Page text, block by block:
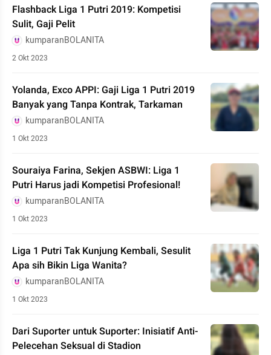
Flashback Liga 1 Putri 2019: Kompetisi
Sulit, Gaji Pelit
kumparanBOLANITA
2 Okt 2023
Yolanda, Exco APPI: Gaji Liga 1 Putri 2019
Banyak yang Tanpa Kontrak, Tarkaman
kumparanBOLANITA
1 Okt 2023
Souraiya Farina, Sekjen ASBWI: Liga 1
Putri Harus jadi Kompetisi Profesional!
kumparanBOLANITA
1 Okt 2023
Liga 1 Putri Tak Kunjung Kembali, Sesulit
Apa sih Bikin Liga Wanita?
kumparanBOLANITA
1 Okt 2023
Dari Suporter untuk Suporter: Inisiatif Anti-
Pelecehan Seksual di Stadion